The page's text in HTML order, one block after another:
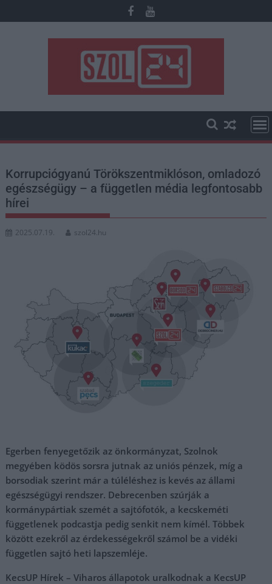
to
Korrupciógyanú Törökszentmiklóson, omladozó
egészségügy – a független média legfontosabb
hírei
2025.07.19. szol24.hu
Egerben fenyegetőzik az önkormányzat, Szolnok
megyében ködös sorsra jutnak az uniós pénzek, míg a
borsodiak szerint már a túléléshez is kevés az állami
egészségügyi rendszer. Debrecenben szúrják a
kormánypártiak szemét a sajtófotók, a kecskeméti
függetlenek podcastja pedig senkit nem kímél. Többek
között ezekről az érdekességekről számol be a vidéki
független sajtó heti lapszemléje.
KecsUP Hírek – Viharos állapotok uralkodnak a KecsUP